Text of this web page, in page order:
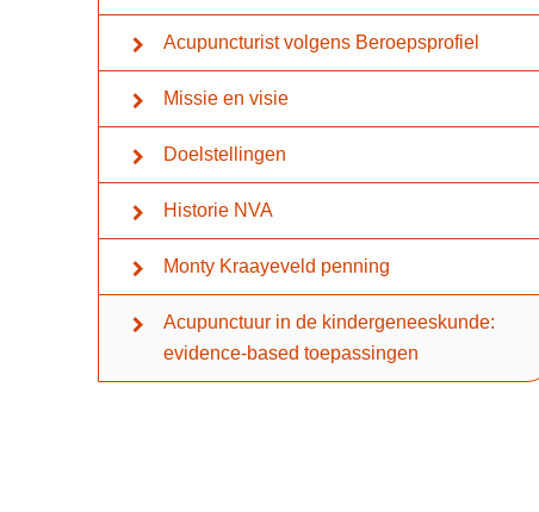
Acupuncturist volgens Beroepsprofiel
Missie en visie
Doelstellingen
Historie NVA
Monty Kraayeveld penning
Acupunctuur in de kindergeneeskunde:
evidence-based toepassingen